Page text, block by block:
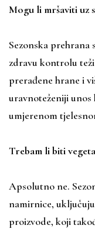
Mogu li mršaviti uz
Sezonska prehrana
zdravu kontrolu
prerađene hrane i
uravnoteženiji
umjerenom
Trebam li biti
Apsolutno ne.
namirnice,
proizvode, koji